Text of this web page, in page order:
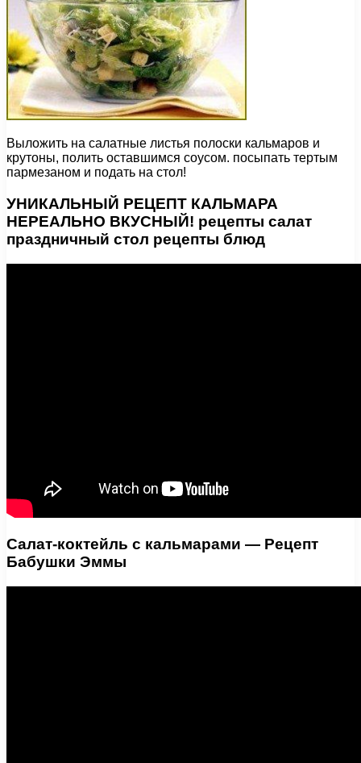
Выложить на салатные листья полоски кальмаров и
крутоны, полить оставшимся соусом. посыпать тертым
пармезаном и подать на стол!
УНИКАЛЬНЫЙ РЕЦЕПТ КАЛЬМАРА
НЕРЕАЛЬНО ВКУСНЫЙ! рецепты салат
праздничный стол рецепты блюд
Салат-коктейль с кальмарами — Рецепт
Бабушки Эммы